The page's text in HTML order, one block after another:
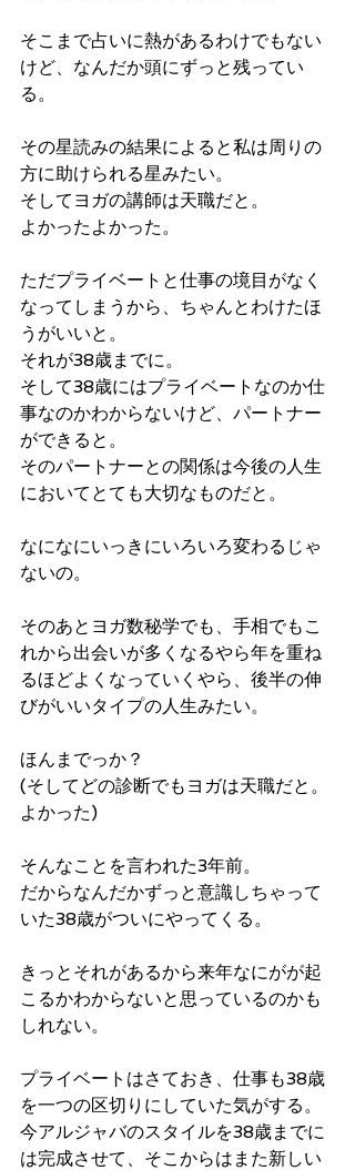
そこまで占いに熱があるわけでもない
けど、なんだか頭にずっと残ってい
る。
その星読みの結果によると私は周りの
方に助けられる星みたい。
そしてヨガの講師は天職だと。
よかったよかった。
ただプライベートと仕事の境目がなく
なってしまうから、ちゃんとわけたほ
うがいいと。
それが38歳までに。
そして38歳にはプライベートなのか仕
事なのかわからないけど、パートナー
ができると。
そのパートナーとの関係は今後の人生
においてとても大切なものだと。
なになにいっきにいろいろ変わるじゃ
ないの。
そのあとヨガ数秘学でも、手相でもこ
れから出会いが多くなるやら年を重ね
るほどよくなっていくやら、後半の伸
びがいいタイプの人生みたい。
ほんまでっか？
(そしてどの診断でもヨガは天職だと。
よかった)
そんなことを言われた3年前。
だからなんだかずっと意識しちゃって
いた38歳がついにやってくる。
きっとそれがあるから来年なにがが起
こるかわからないと思っているのかも
しれない。
プライベートはさておき、仕事も38歳
を一つの区切りにしていた気がする。
今アルジャバのスタイルを38歳までに
は完成させて、そこからはまた新しい